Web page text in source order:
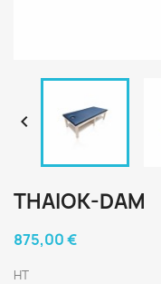

THAIOK-DAM
875,00 €
HT